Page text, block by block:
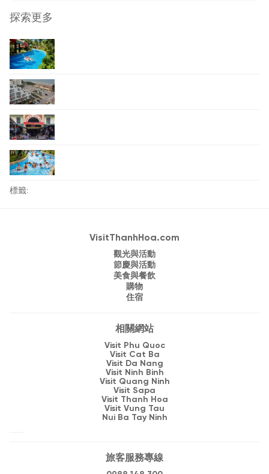
探索更多
標籤:
VisitThanhHoa.com
觀光與活動
節慶與活動
美食與餐飲
購物
住宿
相關網站
Visit Phu Quoc
Visit Cat Ba
Visit Da Nang
Visit Ninh Binh
Visit Quang Ninh
Visit Sapa
Visit Thanh Hoa
Visit Vung Tau
Nui Ba Tay Ninh
旅客服務專線